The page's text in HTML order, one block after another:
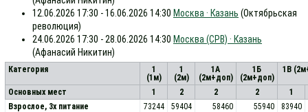
12.06.2026 17:30 - 16.06.2026 14:30 Москва · Казань (Октябрьская
революция)
24.06.2026 17:30 - 28.06.2026 14:30 Москва (СРВ) · Казань
(Афанасий Никитин)
Категория
1
(1м)
1
(2м)
1А
(2м+доп)
1Б
(2м+доп)
1В
Основных мест 1 2 2 2
1
Взрослое, 3х питание
73244 59404 58460 55940
83940